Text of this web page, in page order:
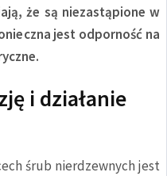
że są niezastąpione w
jest odporność na
i działanie
śrub nierdzewnych jest